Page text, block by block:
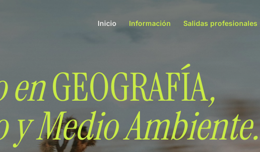
Inicio Información Salidas profesionales
enGEOGRAFÍA,
Medio Ambiente.